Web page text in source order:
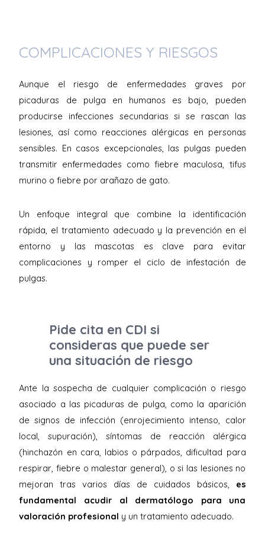
COMPLICACIONES Y RIESGOS
Aunque el riesgo de enfermedades graves por
picaduras de pulga en humanos es bajo, pueden
producirse infecciones secundarias si se rascan las
lesiones, así como reacciones alérgicas en personas
sensibles. En casos excepcionales, las pulgas pueden
transmitir enfermedades como fiebre maculosa, tifus
murino o fiebre por arañazo de gato.
Un enfoque integral que combine la identificación
rápida, el tratamiento adecuado y la prevención en el
entorno y las mascotas es clave para evitar
complicaciones y romper el ciclo de infestación de
pulgas.
Pide cita en CDI si
consideras que puede ser
una situación de riesgo
Ante la sospecha de cualquier complicación o riesgo
asociado a las picaduras de pulga, como la aparición
de signos de infección (enrojecimiento intenso, calor
local, supuración), síntomas de reacción alérgica
(hinchazón en cara, labios o párpados, dificultad para
respirar, fiebre o malestar general), o si las lesiones no
mejoran tras varios días de cuidados básicos, es
fundamental acudir al dermatólogo para una
valoración profesional y un tratamiento adecuado.